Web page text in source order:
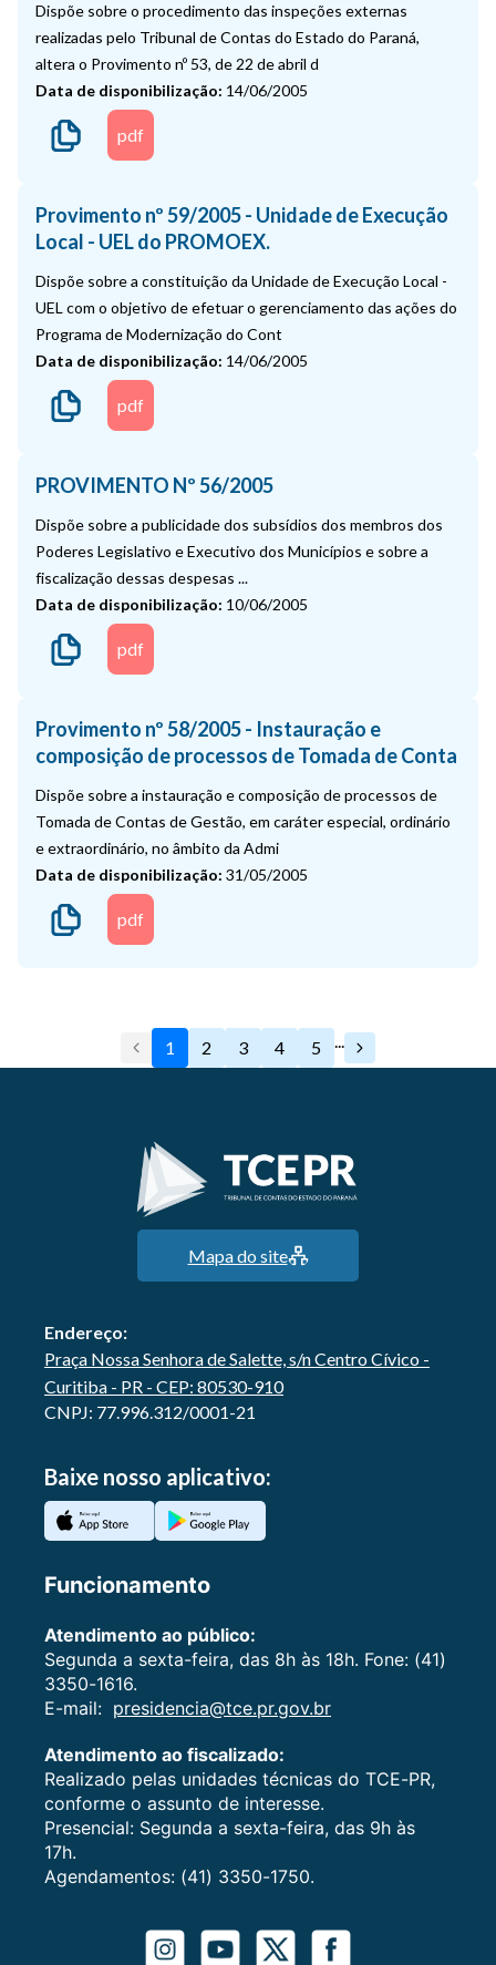
Dispõe sobre o procedimento das inspeções externas
realizadas pelo Tribunal de Contas do Estado do Paraná,
altera o Provimento nº 53, de 22 de abril d
Data de disponibilização: 14/06/2005
pdf
Provimento nº 59/2005 - Unidade de Execução
Local - UEL do PROMOEX.
Dispõe sobre a constituição da Unidade de Execução Local -
UEL com o objetivo de efetuar o gerenciamento das ações do
Programa de Modernização do Cont
Data de disponibilização: 14/06/2005
pdf
PROVIMENTO Nº 56/2005
Dispõe sobre a publicidade dos subsídios dos membros dos
Poderes Legislativo e Executivo dos Municípios e sobre a
fiscalização dessas despesas ...
Data de disponibilização: 10/06/2005
pdf
Provimento nº 58/2005 - Instauração e
composição de processos de Tomada de Conta
Dispõe sobre a instauração e composição de processos de
Tomada de Contas de Gestão, em caráter especial, ordinário
e extraordinário, no âmbito da Admi
Data de disponibilização: 31/05/2005
pdf
1 2 3 4 5 ...
Mapa do site
Endereço:
Praça Nossa Senhora de Salette, s/n Centro Cívico -
Curitiba - PR - CEP: 80530-910
CNPJ: 77.996.312/0001-21
Baixe nosso aplicativo:
Funcionamento
Atendimento ao público:
Segunda a sexta-feira, das 8h às 18h. Fone: (41)
3350-1616.
E-mail: presidencia@tce.pr.gov.br
Atendimento ao fiscalizado:
Realizado pelas unidades técnicas do TCE-PR,
conforme o assunto de interesse.
Presencial: Segunda a sexta-feira, das 9h às
17h.
Agendamentos: (41) 3350-1750.